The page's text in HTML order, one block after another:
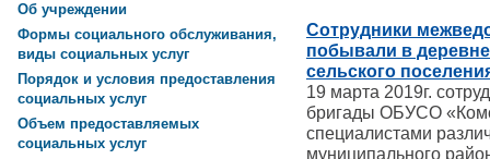
Сотрудники
побывали в
сельского
19 марта 2019г.
бригады ОБУСО
специалистами
муниципального
Об учреждении
Формы социального обслуживания,
виды социальных услуг
Порядок и условия предоставления
социальных услуг
Объем предоставляемых
социальных услуг